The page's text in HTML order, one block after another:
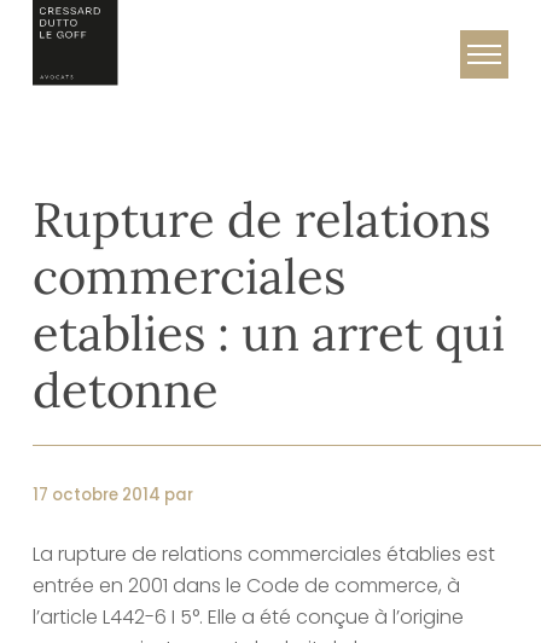
content
Rupture de relations
commerciales
etablies : un arret qui
detonne
17 octobre 2014 par
La rupture de relations commerciales établies est
entrée en 2001 dans le Code de commerce, à
l’article L442-6 I 5°. Elle a été conçue à l’origine